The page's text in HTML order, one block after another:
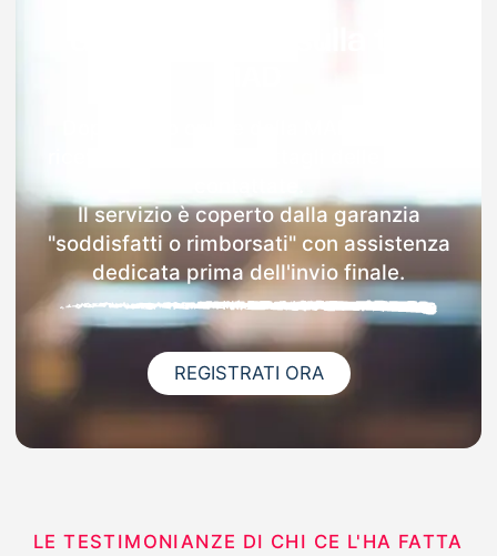
Il servizio è coperto dalla garanzia
"soddisfatti o rimborsati" con assistenza
dedicata prima dell'invio finale.
REGISTRATI ORA
LE TESTIMONIANZE DI CHI CE L'HA FATTA